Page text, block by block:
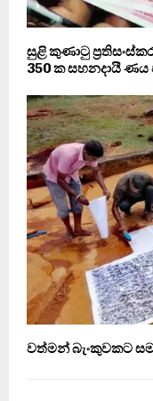
සුළි කුණාටු
350 ක සහනදායී ණය
වත්මන් බැංකුවකට